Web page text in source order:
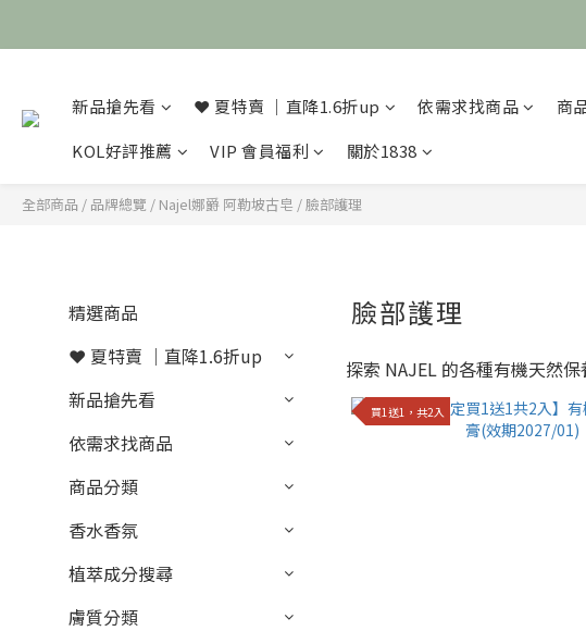
新品搶先看 ❤️ 夏特賣 ｜直降1.6折up 依需求找商品 商
KOL好評推薦
VIP 會員福利 關於1838
全部商品 / 品牌總覽 / Najel娜爵 阿勒坡古皂 /臉部護理
精選商品
❤️ 夏特賣 ｜直降1.6折up
新品搶先看
依需求找商品
商品分類
香水香氛
植萃成分搜尋
膚質分類
臉部護理
探索 NAJEL 的各種有機天然
買1送1，共2入